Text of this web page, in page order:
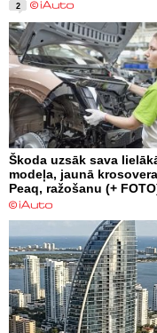
2
Škoda uzsāk sava
modeļa, jaunā krosovera
Peaq, ražošanu (+